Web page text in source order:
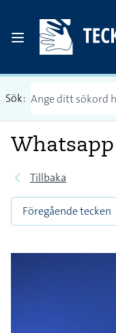
Sök:
Whatsapp
Tillbaka
Föregående tecken